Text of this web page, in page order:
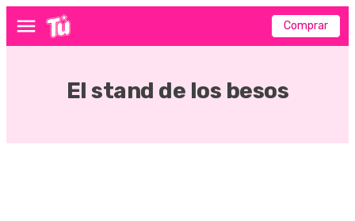
Menú Comprar
El stand de los besos